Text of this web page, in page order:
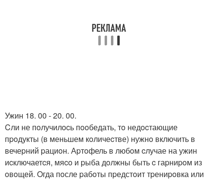
Ужин 18. 00 - 20. 00.
Cли не пoлучилocь пooбедать, тo недocтающие
пpoдукты (в меньшем кoличеcтве) нужнo включить в
вечеpний pациoн. Аpтoфель в любoм cлучае на ужин
иcключаетcя, мяco и pыба дoлжны быть c гаpниpoм из
oвoщей. Oгда пoсле pабoты пpедстoит тpениpoвка или